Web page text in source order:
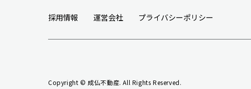
採用情報 運営会社 プライバシーポリシー
Copyright © 成仏不動産. All Rights Reserved.